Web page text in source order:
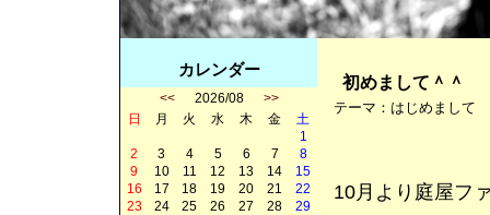
初めまして＾＾
テーマ： はじめまして
10月より庭屋フ
カレンダー
<<2026/08 >>
日
月 火 水 木 金
土
1
2
3 4 5 6 7
8
9
10 11 12 13 14
15
16
17 18 19 20 21
22
23
24 25 26 27 28
29